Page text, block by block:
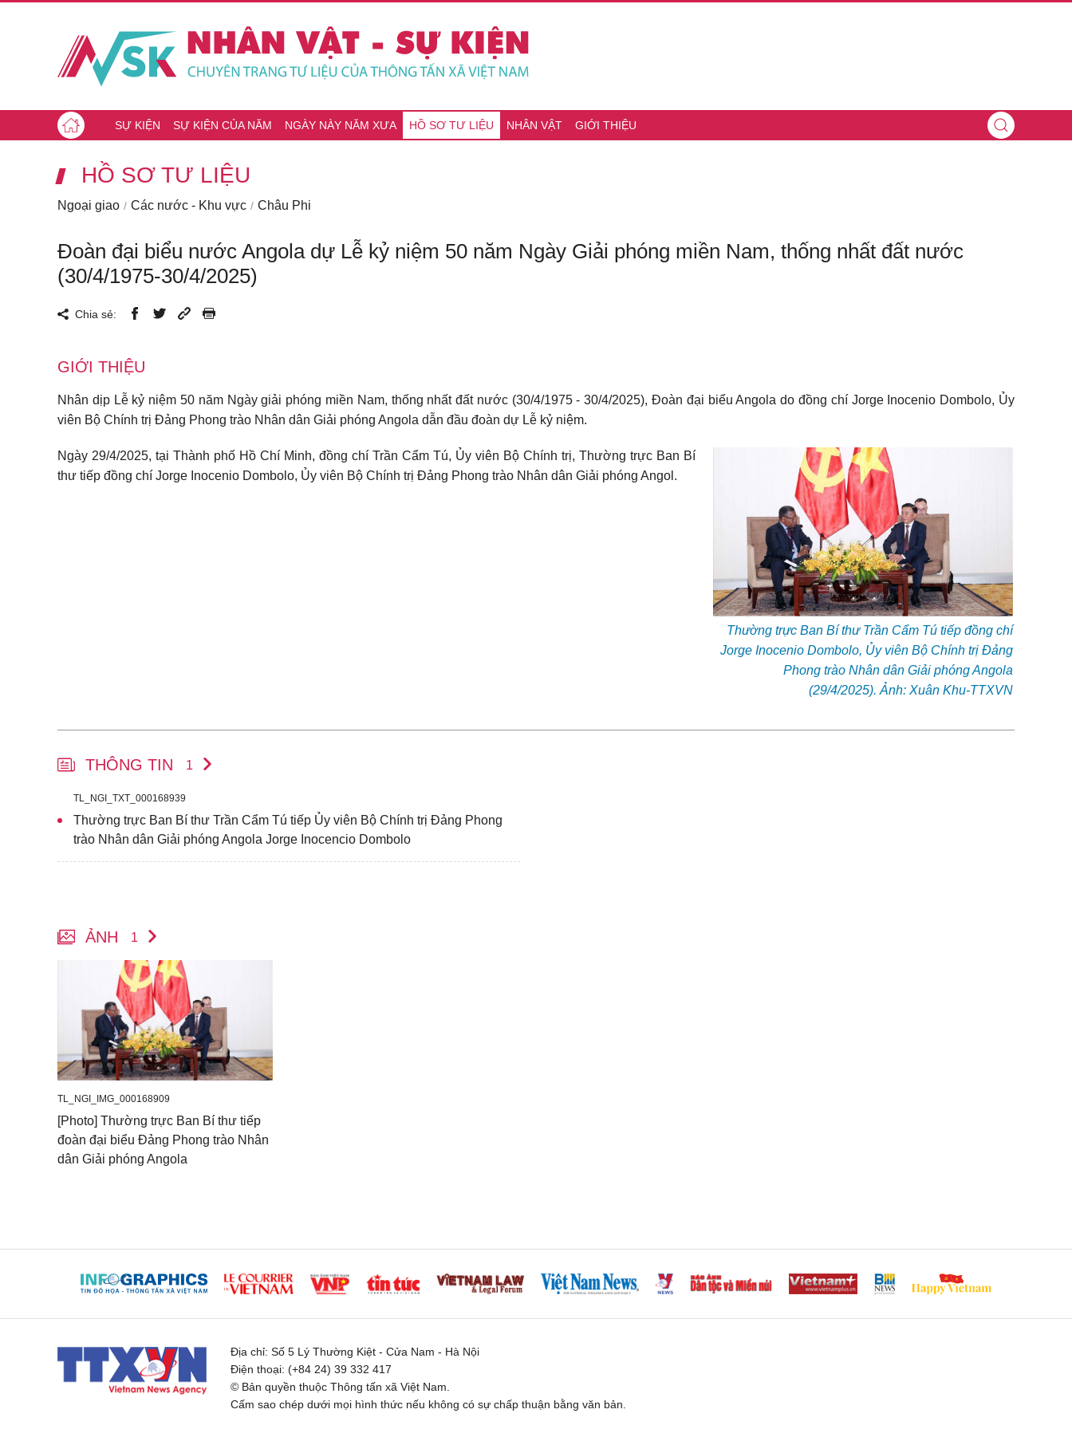
SỰ KIỆN SỰ KIỆN CỦA NĂM NGÀY NÀY NĂM XƯA HỒ SƠ TƯ LIỆU NHÂN VẬT GIỚI THIỆU
HỒ SƠ TƯ LIỆU
Ngoại giao Các nước - Khu vực Châu Phi
Đoàn đại biểu nước Angola dự Lễ kỷ niệm 50 năm Ngày Giải phóng miền Nam, thống nhất đất nước
(30/4/1975-30/4/2025)
Chia sẻ:
GIỚI THIỆU
Nhân dịp Lễ kỷ niệm 50 năm Ngày giải phóng miền Nam, thống nhất đất nước (30/4/1975 - 30/4/2025), Đoàn đại biểu Angola do đồng chí Jorge Inocenio Dombolo, Ủy
viên Bộ Chính trị Đảng Phong trào Nhân dân Giải phóng Angola dẫn đầu đoàn dự Lễ kỷ niệm.
Thường trực Ban Bí thư Trần Cẩm Tú tiếp đồng chí
Jorge Inocenio Dombolo, Ủy viên Bộ Chính trị Đảng
Phong trào Nhân dân Giải phóng Angola
(29/4/2025). Ảnh: Xuân Khu-TTXVN
Ngày 29/4/2025, tại Thành phố Hồ Chí Minh, đồng chí Trần Cẩm Tú, Ủy viên Bộ Chính trị, Thường trực Ban Bí
thư tiếp đồng chí Jorge Inocenio Dombolo, Ủy viên Bộ Chính trị Đảng Phong trào Nhân dân Giải phóng Angol.
THÔNG TIN 1
TL_NGI_TXT_000168939
Thường trực Ban Bí thư Trần Cẩm Tú tiếp Ủy viên Bộ Chính trị Đảng Phong
trào Nhân dân Giải phóng Angola Jorge Inocencio Dombolo
ẢNH 1
TL_NGI_IMG_000168909
[Photo] Thường trực Ban Bí thư tiếp
đoàn đại biểu Đảng Phong trào Nhân
dân Giải phóng Angola
Địa chỉ: Số 5 Lý Thường Kiệt - Cửa Nam - Hà Nội
Điện thoại: (+84 24) 39 332 417
© Bản quyền thuộc Thông tấn xã Việt Nam.
Cấm sao chép dưới mọi hình thức nếu không có sự chấp thuận bằng văn bản.